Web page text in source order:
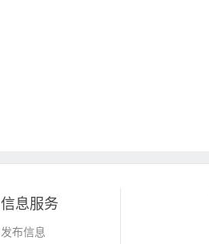
信息服务
发布信息